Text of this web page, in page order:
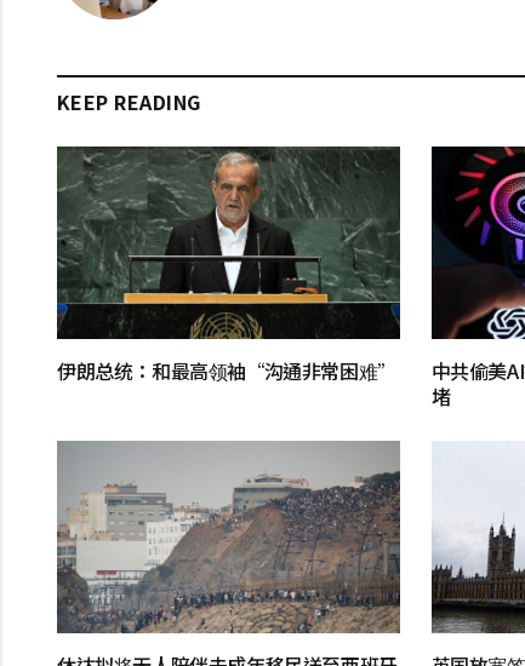
KEEP READING
伊朗总统：和最高领袖“沟通非常困难”
中共偷美
堵